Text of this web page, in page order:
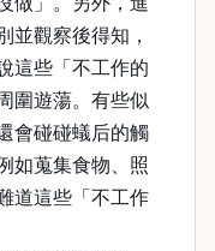
並觀察後得知，
這些「不工作的
圍遊蕩。有些似
會碰碰蟻后的觸
如蒐集食物、照
道這些「不工作